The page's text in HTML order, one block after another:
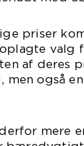
priser
valg
af deres
også
derfor